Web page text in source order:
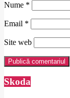
Nume *
Email *
Site web
Skoda